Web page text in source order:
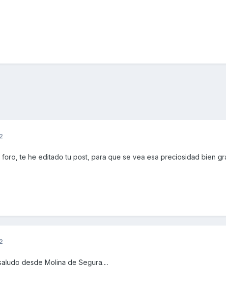
te he editado tu post, para que se vea esa preciosidad bien
desde Molina de Segura....